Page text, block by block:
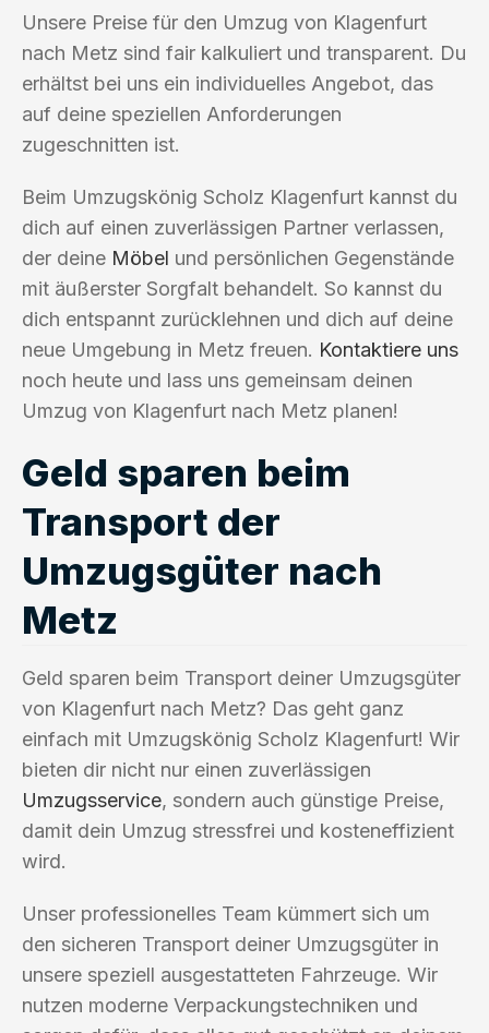
Unsere Preise für den Umzug von Klagenfurt
nach Metz sind fair kalkuliert und transparent. Du
erhältst bei uns ein individuelles Angebot, das
auf deine speziellen Anforderungen
zugeschnitten ist.
Beim Umzugskönig Scholz Klagenfurt kannst du
dich auf einen zuverlässigen Partner verlassen,
der deine Möbel und persönlichen Gegenstände
mit äußerster Sorgfalt behandelt. So kannst du
dich entspannt zurücklehnen und dich auf deine
neue Umgebung in Metz freuen. Kontaktiere uns
noch heute und lass uns gemeinsam deinen
Umzug von Klagenfurt nach Metz planen!
Geld sparen beim
Transport der
Umzugsgüter nach
Metz
Geld sparen beim Transport deiner Umzugsgüter
von Klagenfurt nach Metz? Das geht ganz
einfach mit Umzugskönig Scholz Klagenfurt! Wir
bieten dir nicht nur einen zuverlässigen
Umzugsservice, sondern auch günstige Preise,
damit dein Umzug stressfrei und kosteneffizient
wird.
Unser professionelles Team kümmert sich um
den sicheren Transport deiner Umzugsgüter in
unsere speziell ausgestatteten Fahrzeuge. Wir
nutzen moderne Verpackungstechniken und